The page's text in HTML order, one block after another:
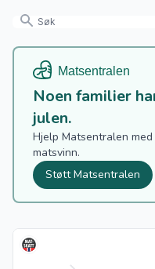
Noen familier
julen.
Hjelp Matsentralen
matsvinn.
Støtt Matsentralen
Vis flere detaljer for